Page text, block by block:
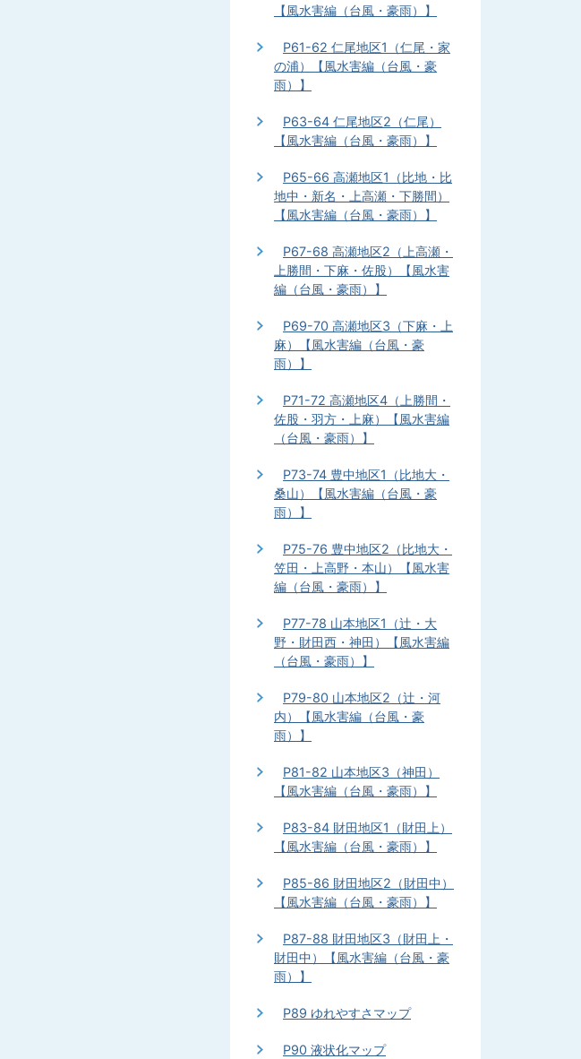
【風水害編（台風・豪雨）】
P61-62 仁尾地区1（仁尾・家
の浦）【風水害編（台風・豪
雨）】
P63-64 仁尾地区2（仁尾）
【風水害編（台風・豪雨）】
P65-66 高瀬地区1（比地・比
地中・新名・上高瀬・下勝間）
【風水害編（台風・豪雨）】
P67-68 高瀬地区2（上高瀬・
上勝間・下麻・佐股）【風水害
編（台風・豪雨）】
P69-70 高瀬地区3（下麻・上
麻）【風水害編（台風・豪
雨）】
P71-72 高瀬地区4（上勝間・
佐股・羽方・上麻）【風水害編
（台風・豪雨）】
P73-74 豊中地区1（比地大・
桑山）【風水害編（台風・豪
雨）】
P75-76 豊中地区2（比地大・
笠田・上高野・本山）【風水害
編（台風・豪雨）】
P77-78 山本地区1（辻・大
野・財田西・神田）【風水害編
（台風・豪雨）】
P79-80 山本地区2（辻・河
内）【風水害編（台風・豪
雨）】
P81-82 山本地区3（神田）
【風水害編（台風・豪雨）】
P83-84 財田地区1（財田上）
【風水害編（台風・豪雨）】
P85-86 財田地区2（財田中）
【風水害編（台風・豪雨）】
P87-88 財田地区3（財田上・
財田中）【風水害編（台風・豪
雨）】
P89 ゆれやすさマップ
P90 液状化マップ